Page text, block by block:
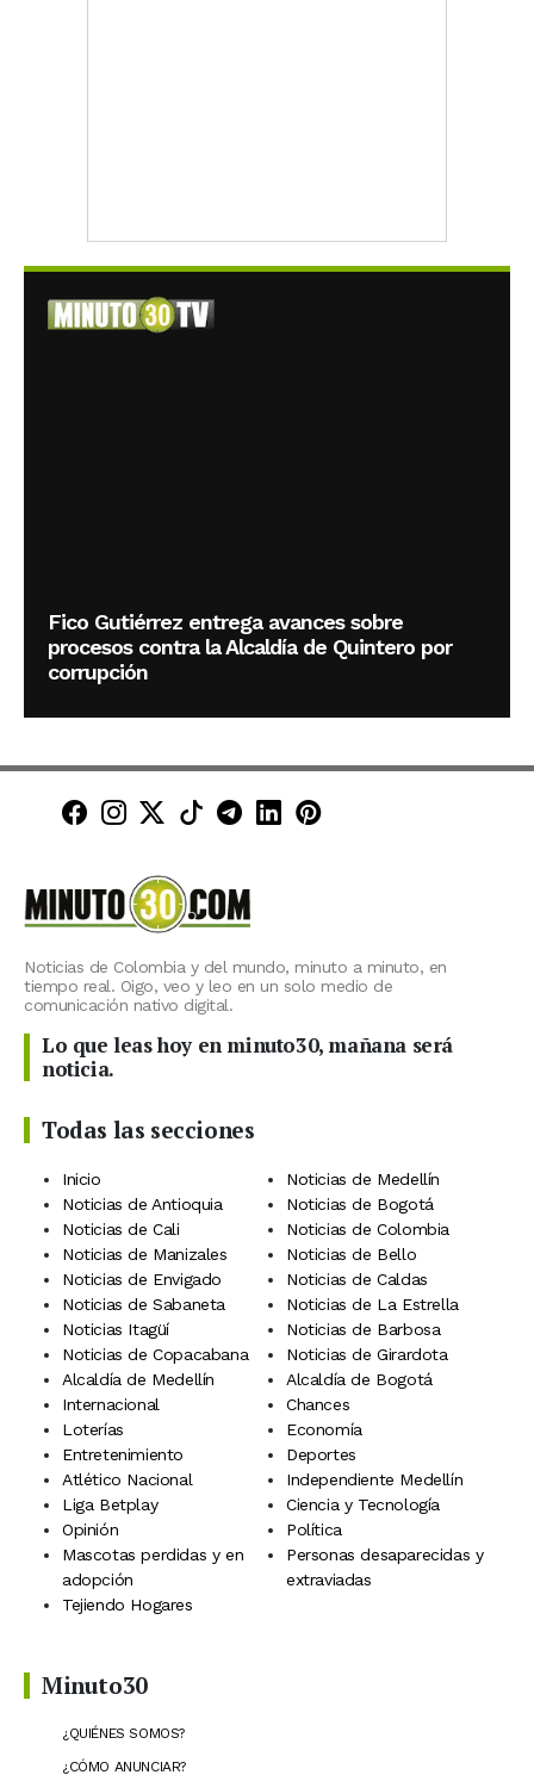
Fico Gutiérrez entrega avances sobre
procesos contra la Alcaldía de Quintero por
corrupción
Minuto30 en Facebook
Minuto30 en Instagram
Minuto30 en X (Twitter)
Minuto30 en TikTok
Canal de Minuto30 en
Minuto30 en LinkedIn
Minuto30 en
Noticias de Colombia y del mundo, minuto a minuto, en
tiempo real. Oigo, veo y leo en un solo medio de
comunicación nativo digital.
Lo que leas hoy en minuto30, mañana será
noticia.
Todas las secciones
Inicio
Noticias de Medellín
Noticias de Antioquia
Noticias de Bogotá
Noticias de Cali
Noticias de Colombia
Noticias de Manizales
Noticias de Bello
Noticias de Envigado
Noticias de Caldas
Noticias de Sabaneta
Noticias de La Estrella
Noticias Itagüí
Noticias de Barbosa
Noticias de Copacabana
Noticias de Girardota
Alcaldía de Medellín
Alcaldía de Bogotá
Internacional
Chances
Loterías
Economía
Entretenimiento
Deportes
Atlético Nacional
Independiente Medellín
Liga Betplay
Ciencia y Tecnología
Opinión
Política
Mascotas perdidas y en
adopción
Personas desaparecidas y
extraviadas
Tejiendo Hogares
Minuto30
¿QUIÉNES SOMOS?
¿CÓMO ANUNCIAR?